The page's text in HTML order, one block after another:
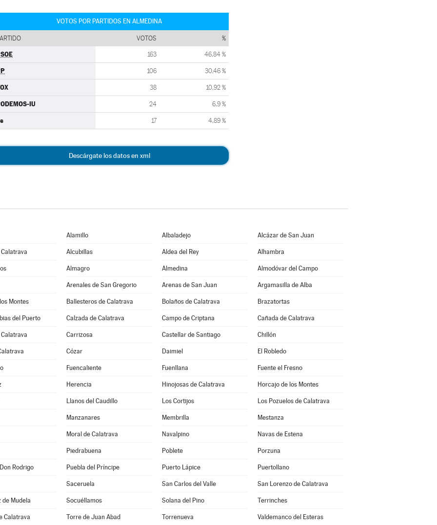
VOTOS POR PARTIDOS EN ALMEDINA
VOTOS %
163 46,84 %
106 30,46 %
38 10,92 %
IU 24 6,9 %
17 4,89 %
Descárgate los datos en xml
Alamillo Albaladejo Alcázar de San Juan
Alcubillas Aldea del Rey Alhambra
Almagro Almedina Almodóvar del Campo
Arenales de San Gregorio Arenas de San Juan Argamasilla de Alba
Montes Ballesteros de Calatrava Bolaños de Calatrava Brazatortas
del Puerto Calzada de Calatrava Campo de Criptana Cañada de Calatrava
Carrizosa Castellar de Santiago Chillón
Cózar Daimiel El Robledo
Fuencaliente Fuenllana Fuente el Fresno
Herencia Hinojosas de Calatrava Horcajo de los Montes
Llanos del Caudillo Los Cortijos Los Pozuelos de Calatrava
Manzanares Membrilla Mestanza
Moral de Calatrava Navalpino Navas de Estena
Piedrabuena Poblete Porzuna
Rodrigo Puebla del Príncipe Puerto Lápice Puertollano
Saceruela San Carlos del Valle San Lorenzo de Calatrava
de Mudela Socuéllamos Solana del Pino Terrinches
Calatrava Torre de Juan Abad Torrenueva Valdemanco del Esteras